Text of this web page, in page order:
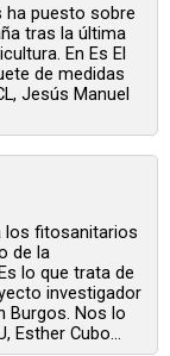
ha puesto sobre
tras la última
En Es El
de medidas
Jesús Manuel
los fitosanitarios
de la
lo que trata de
investigador
Burgos. Nos lo
Esther Cubo...